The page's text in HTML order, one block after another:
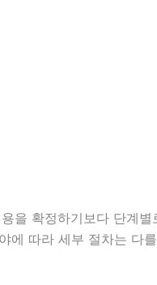
을 확정하기보다 단계
에 따라 세부 절차는 다